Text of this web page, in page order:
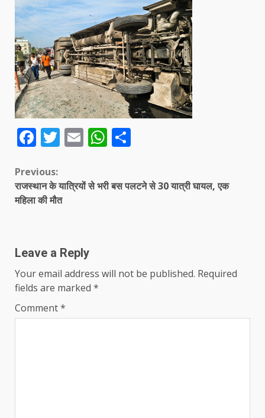
Facebook
Twitter
EmailWhatsApp
Continue
Reading
Previous:
राजस्थान के यात्रियों से भरी बस पलटने से 30 यात्री घायल, एक
महिला की मौत
Leave a Reply
Your email address will not be published. Required
fields are marked *
Comment*